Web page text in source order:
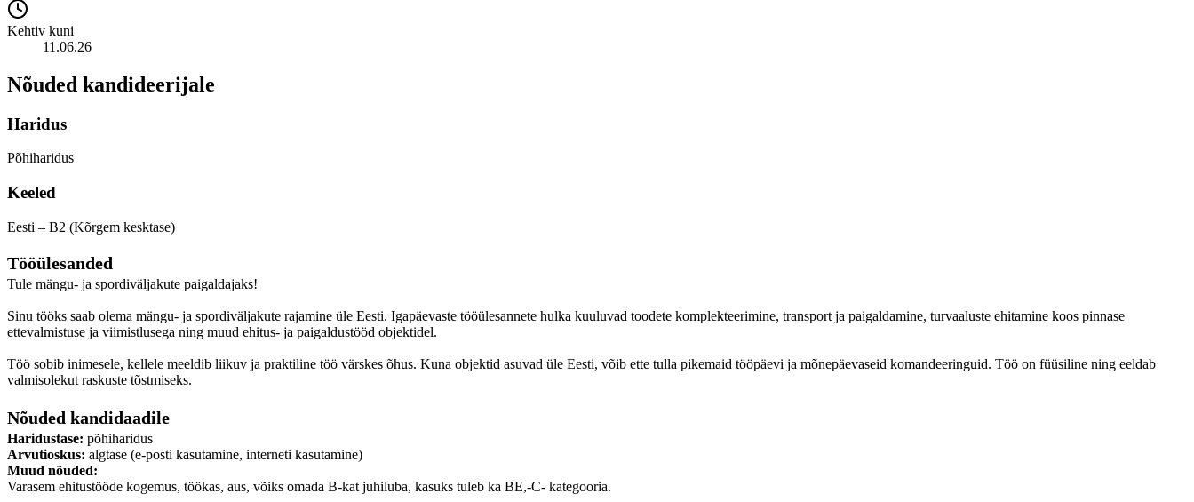
Kehtiv kuni
11.06.26
Nõuded kandideerijale
Haridus
Põhiharidus
Keeled
Eesti – B2 (Kõrgem kesktase)
Tööülesanded
Tule mängu- ja spordiväljakute paigaldajaks!
Sinu tööks saab olema mängu- ja spordiväljakute rajamine üle Eesti. Igapäevaste tööülesannete hulka kuuluvad toodete komplekteerimine, transport ja paigaldamine, turvaaluste ehitamine koos pinnase
ettevalmistuse ja viimistlusega ning muud ehitus- ja paigaldustööd objektidel.
Töö sobib inimesele, kellele meeldib liikuv ja praktiline töö värskes õhus. Kuna objektid asuvad üle Eesti, võib ette tulla pikemaid tööpäevi ja mõnepäevaseid komandeeringuid. Töö on füüsiline ning eeldab
valmisolekut raskuste tõstmiseks.
Nõuded kandidaadile
Haridustase: põhiharidus
Arvutioskus: algtase (e-posti kasutamine, interneti kasutamine)
Muud nõuded:
Varasem ehitustööde kogemus, töökas, aus, võiks omada B-kat juhiluba, kasuks tuleb ka BE,-C- kategooria.